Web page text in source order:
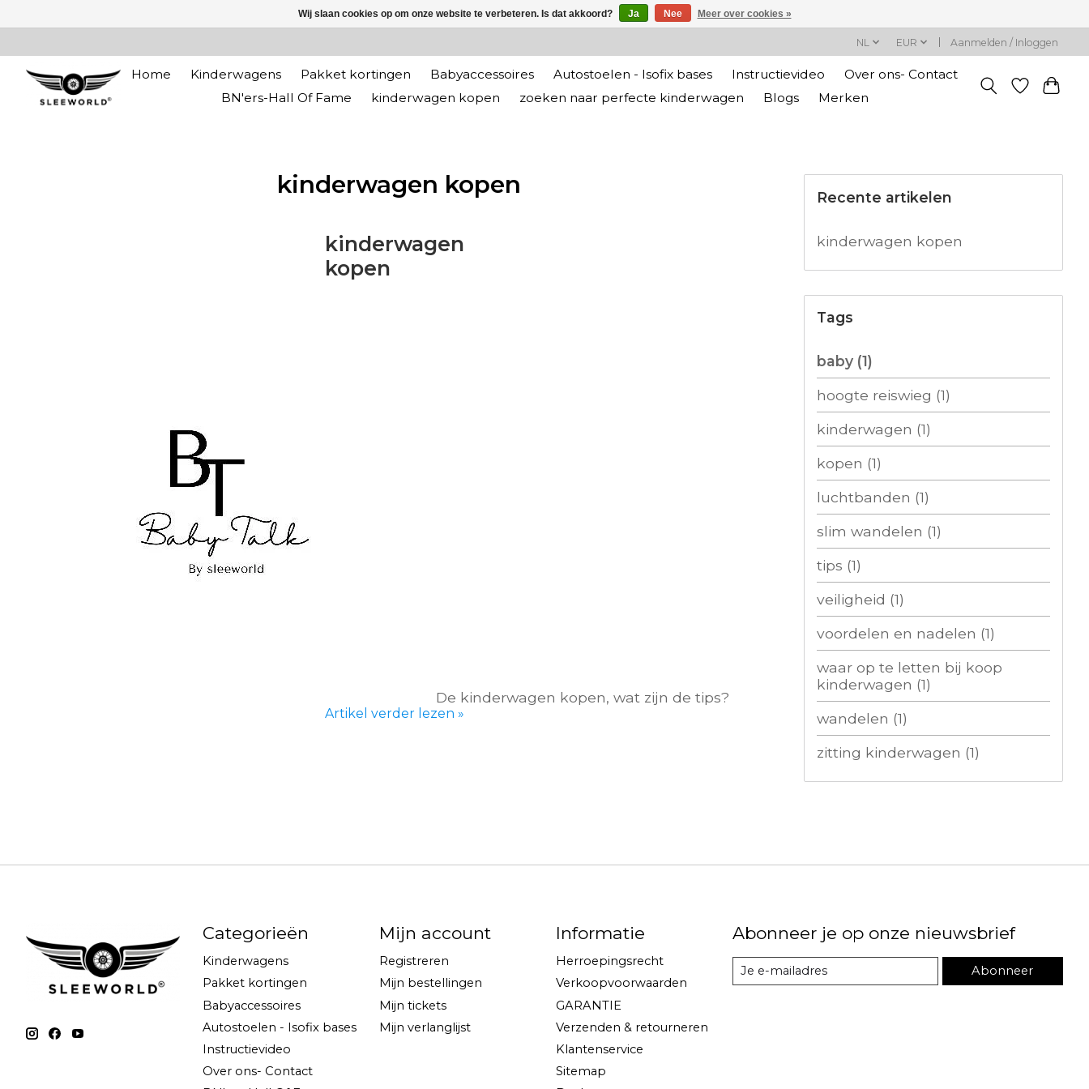
NL EUR Aanmelden / Inloggen
Home Kinderwagens Pakket kortingen Babyaccessoires Autostoelen - Isofix bases Instructievideo
Over ons- Contact
BN'ers-Hall Of Fame
kinderwagen kopen zoeken naar perfecte kinderwagen Blogs Merken
kinderwagen kopen
kinderwagen
kopen
De kinderwagen kopen, wat zijn de tips?
Artikel verder lezen »
Recente artikelen
kinderwagen kopen
Tags
baby (1)
hoogte reiswieg (1)
kinderwagen (1)
kopen (1)
luchtbanden (1)
slim wandelen (1)
tips (1)
veiligheid (1)
voordelen en nadelen (1)
waar op te letten bij koop
kinderwagen (1)
wandelen (1)
zitting kinderwagen (1)
Categorieën
Kinderwagens
Pakket kortingen
Babyaccessoires
Autostoelen - Isofix bases
Instructievideo
Over ons- Contact
Mijn account
Registreren
Mijn bestellingen
Mijn tickets
Mijn verlanglijst
Informatie
Herroepingsrecht
Verkoopvoorwaarden
GARANTIE
Verzenden & retourneren
Klantenservice
Sitemap
Abonneer je op onze nieuwsbrief
Abonneer
Wij slaan cookies op om onze website te verbeteren. Is dat akkoord? Ja Nee Meer over cookies »